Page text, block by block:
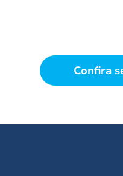
Confira